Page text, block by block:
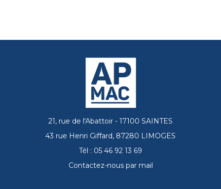
21, rue de l'Abattoir - 17100 SAINTES
43 rue Henri Giffard, 87280 LIMOGES
Tél : 05 46 92 13 69
Contactez-nous par mail